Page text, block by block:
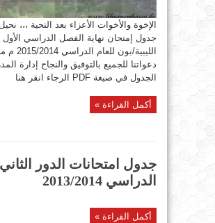
الإخوة والأخوات الأعزاء بعد التحية ،،،
جدول إمتحان نهاية الفصل الدراسي الأول
الليبية/بون للعام
دعواتنا للجميع بالتوفيق والنجاح إدارة
الجدول في صيغة PDF الرجاء انقر هنا
أكمل القراءة »
جدول امتحانات الدور
الدراسي 2013/2014
أكمل القراءة »